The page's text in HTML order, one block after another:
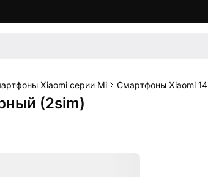
Xiaomi серии Mi Смартфоны Xiaomi 14
(2sim)